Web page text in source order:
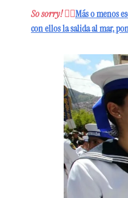
So sorry! 🤷‍♂️Más o menos
con ellos la salida al mar,